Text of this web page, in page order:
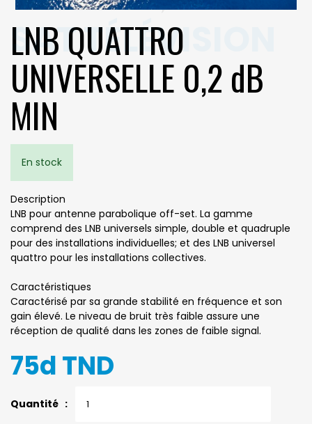
LNB QUATTRO
UNIVERSELLE 0,2 dB
MIN
En stock
Description
LNB pour antenne parabolique off-set. La gamme
comprend des LNB universels simple, double et quadruple
pour des installations individuelles; et des LNB universel
quattro pour les installations collectives.
Caractéristiques
Caractérisé par sa grande stabilité en fréquence et son
gain élevé. Le niveau de bruit très faible assure une
réception de qualité dans les zones de faible signal.
75d TND
Quantité :